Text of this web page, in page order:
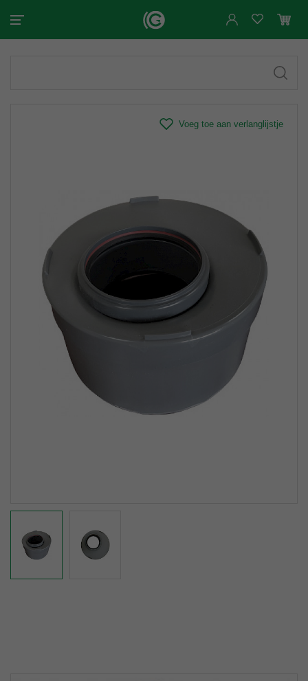
Voeg toe aan verlanglijstje